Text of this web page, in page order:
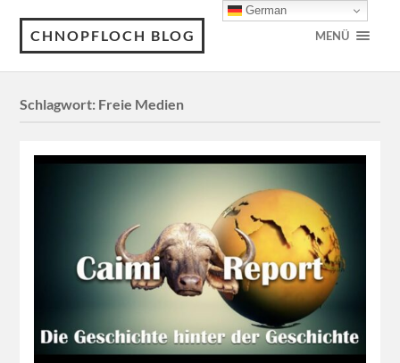
CHNOPFLOCH BLOG MENÜ
Schlagwort: Freie Medien
German